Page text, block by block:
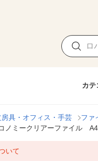
カテ
房具・オフィス・手芸 ファ
ノミークリアーファイ
いて